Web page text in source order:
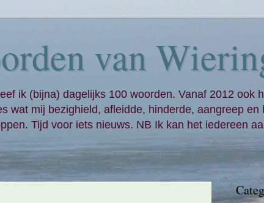
van
ik (bijna) dagelijks 100 woorden. Vanaf 2012 ook
wat mij bezighield, afleidde, hinderde, aangreep
Tijd voor iets nieuws. NB Ik kan het iedereen